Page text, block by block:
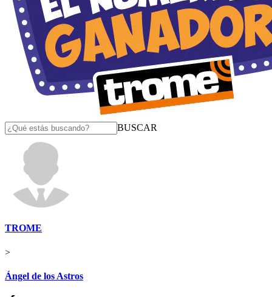
BUSCAR
TROME
>
Ángel de los Astros